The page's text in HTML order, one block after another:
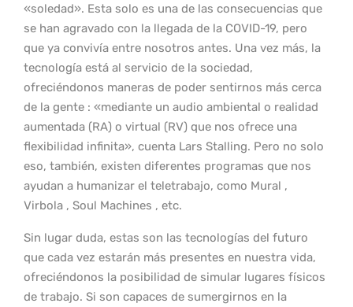
«soledad». Esta solo es una de las consecuencias que
se han agravado con la llegada de la COVID-19, pero
que ya convivía entre nosotros antes. Una vez más, la
tecnología está al servicio de la sociedad,
ofreciéndonos maneras de poder sentirnos más cerca
de la gente : «mediante un audio ambiental o realidad
aumentada (RA) o virtual (RV) que nos ofrece una
flexibilidad infinita», cuenta Lars Stalling. Pero no solo
eso, también, existen diferentes programas que nos
ayudan a humanizar el teletrabajo, como Mural ,
Virbola , Soul Machines , etc.
Sin lugar duda, estas son las tecnologías del futuro
que cada vez estarán más presentes en nuestra vida,
ofreciéndonos la posibilidad de simular lugares físicos
de trabajo. Si son capaces de sumergirnos en la